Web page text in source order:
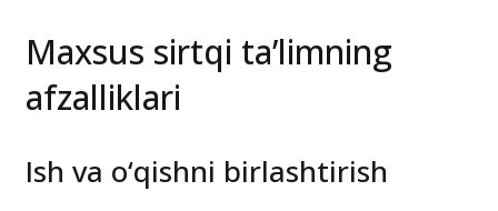
Maxsus sirtqi ta’limning
afzalliklari
Ish va o‘qishni birlashtirish